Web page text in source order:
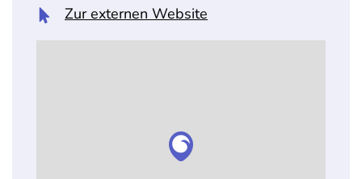
Zur externen Website